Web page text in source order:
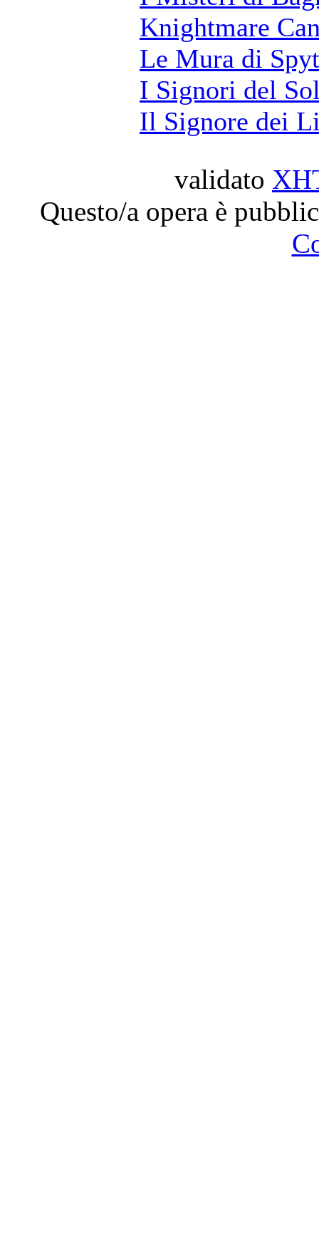
Knightmare
Le Mura di
I Signori del
Il Signore dei
validato
Questo/a opera è